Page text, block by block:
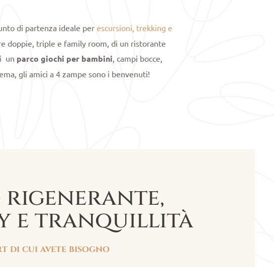
di partenza ideale per escursioni, trekking e
doppie, triple e family room, di un ristorante
un parco giochi per bambini, campi bocce,
gli amici a 4 zampe sono i benvenuti!
rigenerante,
e tranquillità
cui avete bisogno